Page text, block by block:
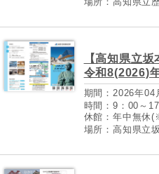
【高知県立
令和8(2026)
期間：2026年04
時間：9：00～
休館：年中無休
場所：高知県立